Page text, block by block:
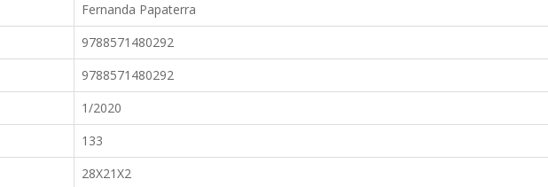
Fernanda Papaterra
9788571480292
9788571480292
1/2020
133
28X21X2